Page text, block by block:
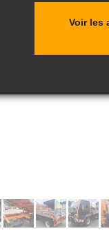
Voir les